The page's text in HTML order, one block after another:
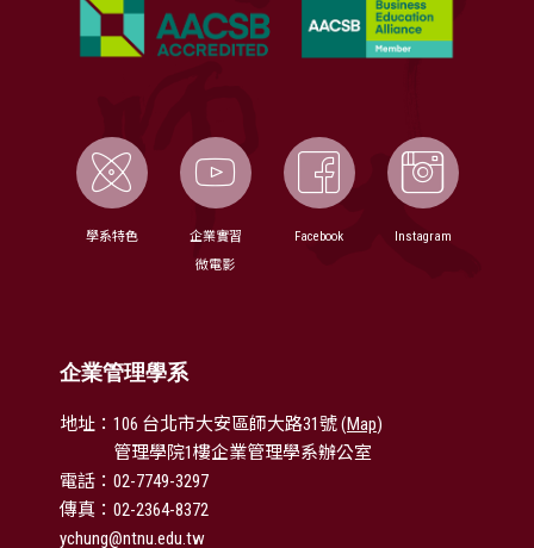
學系特色
企業實習
微電影
Facebook Instagram
企業管理學系
地址：106 台北市大安區師大路31號 (Map)
管理學院1樓企業管理學系辦公室
電話：02-7749-3297
傳真：02-2364-8372
ychung@ntnu.edu.tw